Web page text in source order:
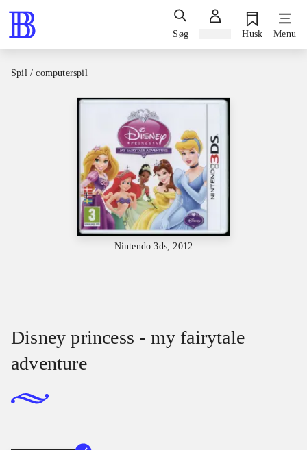
Søg Husk Menu
Spil / computerspil
Nintendo 3ds, 2012
Disney princess - my fairytale
adventure